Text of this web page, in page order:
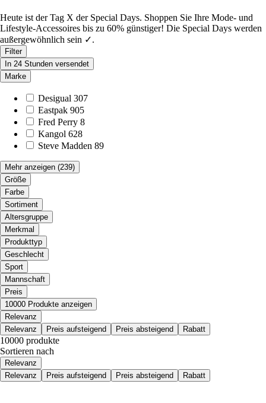
Heute ist der Tag X der Special Days. Shoppen Sie Ihre Mode- und
Lifestyle-Accessoires bis zu 60% günstiger! Die Special Days werden
außergewöhnlich sein ✓.
Filter
In 24 Stunden versendet
Marke
Desigual 307
Eastpak 905
Fred Perry 8
Kangol 628
Steve Madden 89
Mehr anzeigen (239)
Größe
Farbe
Sortiment
Altersgruppe
Merkmal
Produkttyp
Geschlecht
Sport
Mannschaft
Preis
10000 Produkte anzeigen
Relevanz
Relevanz
Preis aufsteigend Preis absteigend Rabatt
10000 produkte
Sortieren nach
Relevanz
Relevanz
Preis aufsteigend Preis absteigend Rabatt